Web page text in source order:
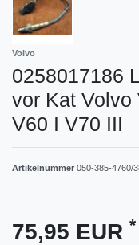
Volvo
0258017186
vor Kat Volvo
V60 I V70 III
Artikelnummer 050-385-4760/
75,95 EUR *